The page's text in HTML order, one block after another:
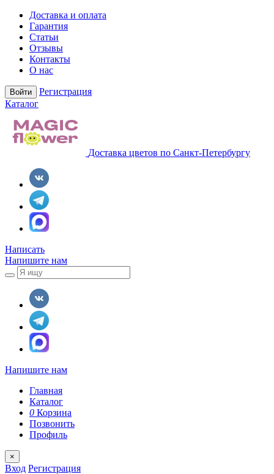
Доставка и оплата
Гарантия
Статьи
Отзывы
Контакты
О нас
Войти
Регистрация
Каталог
Доставка цветов по Санкт-Петербургу
Написать
Напишите нам
Напишите нам
Главная
Каталог
0 Корзина
Позвонить
Профиль
×
Вход Регистрация